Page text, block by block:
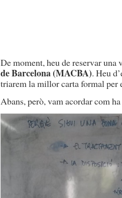
De moment, heu de reservar una
de Barcelona (MACBA). Heu
triarem la millor carta formal per
Abans, però, vam acordar com